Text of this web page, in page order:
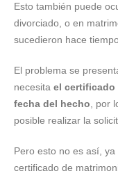
Esto también puede
divorciado, o en
sucedieron hace
El problema se
necesita el certificado
fecha del hecho, por
posible realizar la
Pero esto no es así,
certificado de